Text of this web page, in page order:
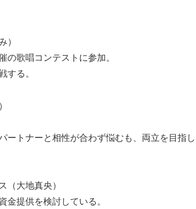
）
の歌唱コンテストに参加。
する。
ートナーと相性が合わず悩むも、両立を目指し
（大地真央）
金提供を検討している。